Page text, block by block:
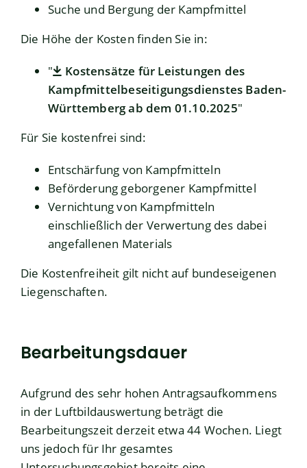
Suche und Bergung der Kampfmittel
Die Höhe der Kosten finden Sie in:
"
Kostensätze für Leistungen des
Kampfmittelbeseitigungsdienstes Baden-
Württemberg ab dem 01.10.2025"
Für Sie kostenfrei sind:
Entschärfung von Kampfmitteln
Beförderung geborgener Kampfmittel
Vernichtung von Kampfmitteln
einschließlich der Verwertung des dabei
angefallenen Materials
Die Kostenfreiheit gilt nicht auf bundeseigenen
Liegenschaften.
Bearbeitungsdauer
Aufgrund des sehr hohen Antragsaufkommens
in der Luftbildauswertung beträgt die
Bearbeitungszeit derzeit etwa 44 Wochen. Liegt
uns jedoch für Ihr gesamtes